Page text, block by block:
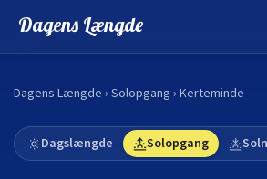
Dagens Længde
Dagens Længde › Solopgang › Kerteminde
Dagslængde Solopgang